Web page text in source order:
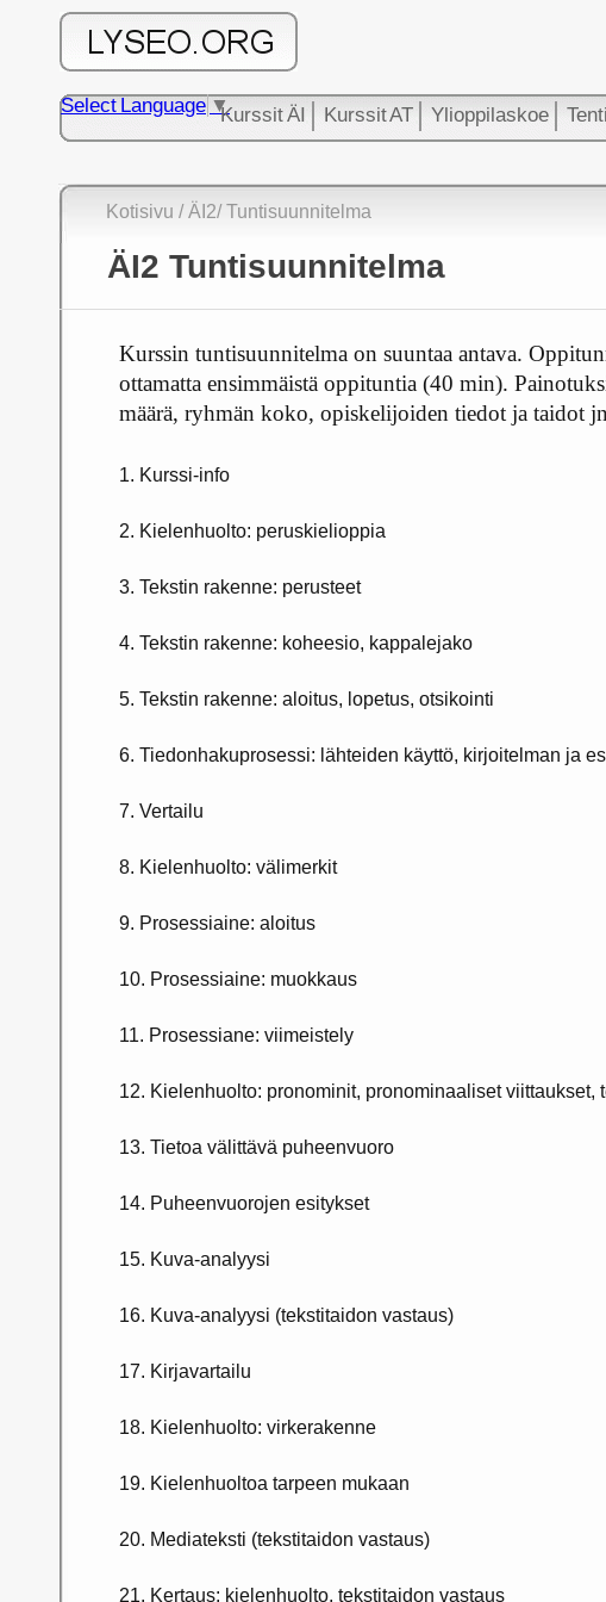
Kurssit ÄI Kurssit AT Ylioppilaskoe
Select Language ▼
Kotisivu /ÄI2/ Tuntisuunnitelma
ÄI2 Tuntisuunnitelma
Kurssin tuntisuunnitelma on suuntaa antava.
ottamatta ensimmäistä oppituntia (40 min).
määrä, ryhmän koko, opiskelijoiden tiedot ja taidot
1. Kurssi-info
2. Kielenhuolto: peruskielioppia
3. Tekstin rakenne: perusteet
4. Tekstin rakenne: koheesio, kappalejako
5. Tekstin rakenne: aloitus, lopetus, otsikointi
6. Tiedonhakuprosessi: lähteiden käyttö, kirjoitelman ja
7. Vertailu
8. Kielenhuolto: välimerkit
9. Prosessiaine: aloitus
10. Prosessiaine: muokkaus
11. Prosessiane: viimeistely
12. Kielenhuolto: pronominit, pronominaaliset viittaukset,
13. Tietoa välittävä puheenvuoro
14. Puheenvuorojen esitykset
15. Kuva-analyysi
16. Kuva-analyysi (tekstitaidon vastaus)
17. Kirjavartailu
18. Kielenhuolto: virkerakenne
19. Kielenhuoltoa tarpeen mukaan
20. Mediateksti (tekstitaidon vastaus)
21. Kertaus: kielenhuolto, tekstitaidon vastaus